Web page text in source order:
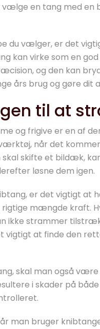
en tang med en
du vælger, er det
kan virke som en
og den kan
års brug og gøre
til at
og frigive er en af
når det
skal skifte et bildæk,
løsne dem igen.
er det vigtigt at
mængde kraft.
ikke strammer
vigtigt at finde den
skal man også
i skader på
man bruger